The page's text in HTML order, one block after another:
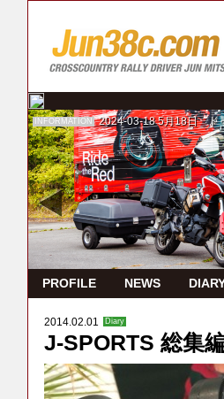
INFORMATION 2024-03-18 5月18日 ド
PROFILE NEWS
2014.02.01 Diary
J-SPORTS 総集